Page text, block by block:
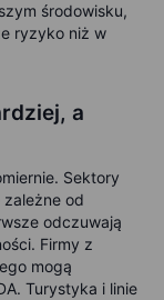
środowisku,
ryzyko niż w
a
Sektory
od
odczuwają
Firmy z
mogą
Turystyka i linie